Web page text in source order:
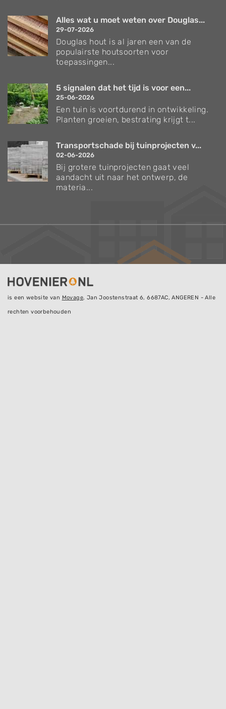
Alles wat u moet weten over Douglas...
29-07-2026
Douglas hout is al jaren een van de
populairste houtsoorten voor
toepassingen...
5 signalen dat het tijd is voor een...
25-06-2026
Een tuin is voortdurend in ontwikkeling.
Planten groeien, bestrating krijgt t...
Transportschade bij tuinprojecten v...
02-06-2026
Bij grotere tuinprojecten gaat veel
aandacht uit naar het ontwerp, de
materia...
is een website van Movage, Jan Joostenstraat 6, 6687AC, ANGEREN - Alle
rechten voorbehouden